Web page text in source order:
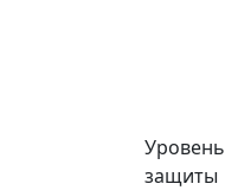
Уровень
защиты